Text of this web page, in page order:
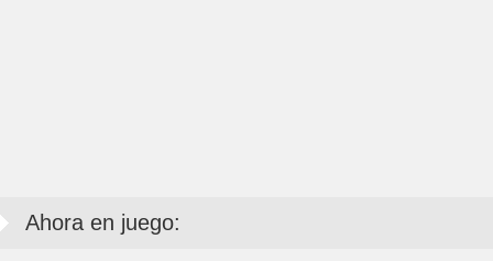
Ahora en juego: